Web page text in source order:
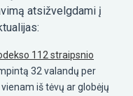
atsižvelgdami į
112 straipsnio
32 valandų per
iš tėvų ar globėjų